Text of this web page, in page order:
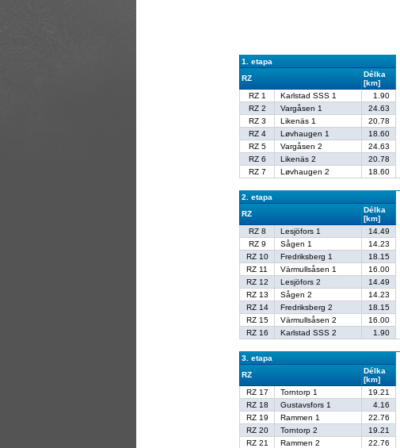
1. etapa
RZ
Délka
[km]
RZ 1
Karlstad SSS 1 1.90
RZ 2
Vargåsen 1 24.63
RZ 3
Likenäs 1 20.78
RZ 4
Løvhaugen 1 18.60
RZ 5
Vargåsen 2 24.63
RZ 6
Likenäs 2 20.78
RZ 7
Løvhaugen 2 18.60
2. etapa
RZ
Délka
[km]
RZ 8
Lesjöfors 1 14.49
RZ 9
Sågen 1 14.23
RZ 10
Fredriksberg 1 18.15
RZ 11
Värmullsåsen 1 16.00
RZ 12
Lesjöfors 2 14.49
RZ 13
Sågen 2 14.23
RZ 14
Fredriksberg 2 18.15
RZ 15
Värmullsåsen 2 16.00
RZ 16
Karlstad SSS 2 1.90
3. etapa
RZ
Délka
[km]
RZ 17
Torntorp 1 19.21
RZ 18
Gustavsfors 1 4.16
RZ 19
Rammen 1 22.76
RZ 20
Torntorp 2 19.21
RZ 21
Rammen 2 22.76